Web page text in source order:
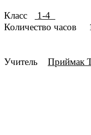
Класс
1-4
Количество
Учитель Приймак